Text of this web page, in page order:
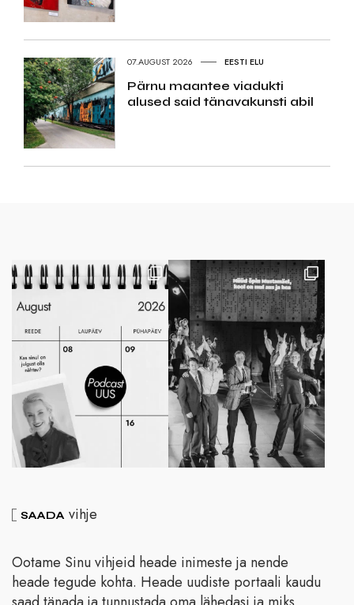
07.AUGUST 2026 EESTI ELU
Pärnu maantee viadukti
alused said tänavakunsti abil
SAADA vihje
Ootame Sinu vihjeid heade inimeste ja nende
heade tegude kohta. Heade uudiste portaali kaudu